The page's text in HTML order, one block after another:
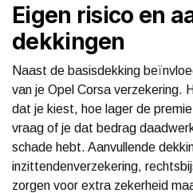
Eigen risico en
dekkingen
Naast de basisdekking
van je Opel Corsa verzekering.
dat je kiest, hoe lager de
vraag of je dat bedrag
schade hebt. Aanvullende
inzittendenverzekering,
zorgen voor extra zekerheid